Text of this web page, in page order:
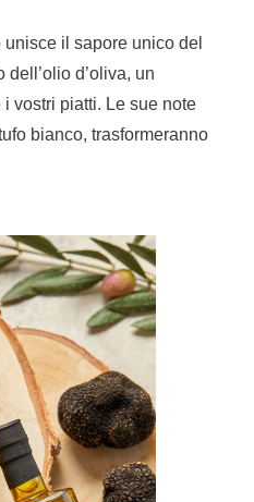
unisce il sapore unico del
d’oliva, un
vostri piatti. Le sue note
bianco, trasformeranno